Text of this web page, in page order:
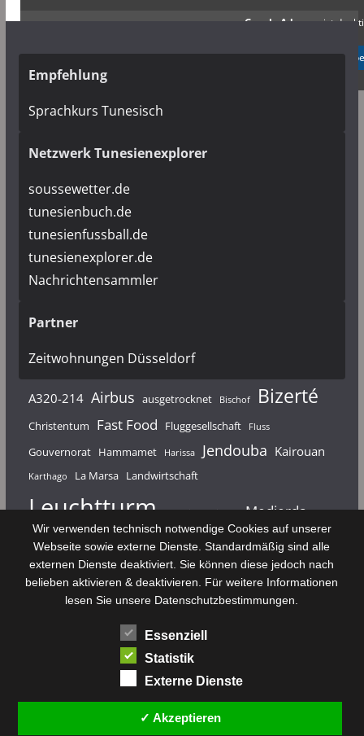
Google Adsense ist
✓ Erlauben
Empfehlung
Sprachkurs Tunesisch
Netzwerk Tunesienexplorer
soussewetter.de
tunesienbuch.de
tunesienfussball.de
tunesienexplorer.de
Nachrichtensammler
Partner
Zeitwohnungen Düsseldorf
A320-214 Airbus ausgetrocknet Bischof Bizerté
Christentum Fast Food Fluggesellschaft Fluss
Gouvernorat Hammamet Harissa Jendouba Kairouan
Karthago La Marsa Landwirtschaft
Leuchtturm Mahdia Majerda Medjerda
Monastir Médenine Nabeul Nouvelair Punier
Rundfunk Römer Salzsee Sebkha
Sfax Sidi Bou Said Souk El Arba Sousse
Stadt Tabarka Telekommunikation
Zaghouan
Wir verwenden technisch notwendige Cookies auf unserer
Webseite sowie externe Dienste. Standardmäßig sind alle
externen Dienste deaktiviert. Sie können diese jedoch nach
belieben aktivieren & deaktivieren. Für weitere Informationen
lesen Sie unsere Datenschutzbestimmungen.
Essenziell
Statistik
Externe Dienste
✓ Akzeptieren